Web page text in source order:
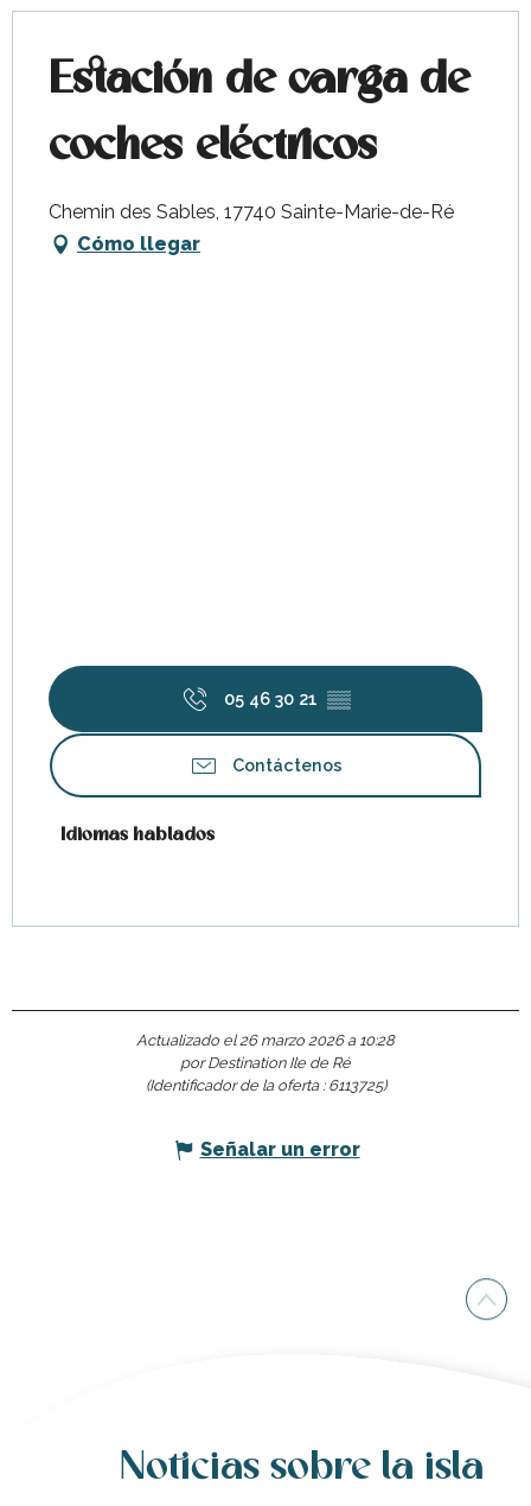
Estación de carga de
coches eléctricos
Chemin des Sables, 17740 Sainte-Marie-de-Ré
Cómo llegar
05 46 30 21 ▒▒
Contáctenos
Idiomas hablados
Idiomas hablados
Actualizado el 26 marzo 2026 a 10:28
por Destination Ile de Ré
(Identificador de la oferta : 6113725)
Señalar un error
Noticias sobre la isla